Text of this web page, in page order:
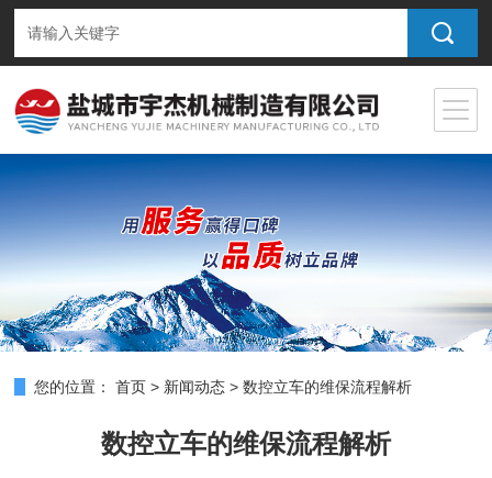
您的位置： 首页 > 新闻动态 >数控立车的维保流程解析
数控立车的维保流程解析